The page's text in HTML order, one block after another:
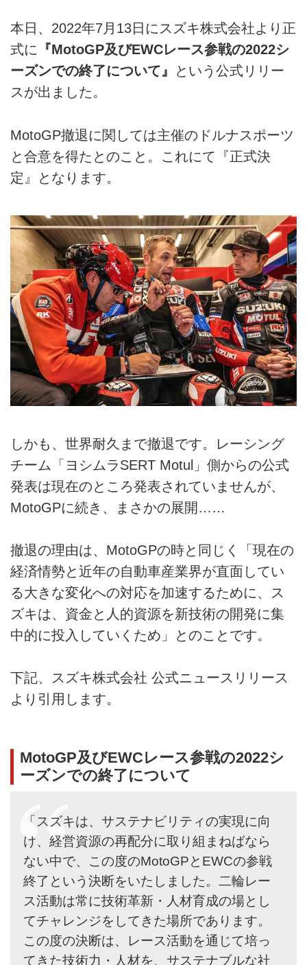
本日、2022年7月13日にスズキ株式会社より正
式に 『MotoGP及びEWCレース参戦の2022シ
ーズンでの終了について』
という公式リリー
スが出ました。
MotoGP撤退に関しては主催のドルナスポーツ
と合意を得たとのこと。これにて『正式決
定』となります。
しかも、世界耐久まで撤退です。レーシング
チーム「ヨシムラSERT Motul」側からの公式
発表は現在のところ発表されていませんが、
MotoGPに続き、まさかの展開……
撤退の理由は、MotoGPの時と同じく「現在の
経済情勢と近年の自動車産業界が直面してい
る大きな変化への対応を加速するために、ス
ズキは、資金と人的資源を新技術の開発に集
中的に投入していくため」とのことです。
下記、スズキ株式会社 公式ニュースリリース
より引用します。
MotoGP及びEWCレース参戦の2022シ
ーズンでの終了について
「スズキは、サステナビリティの実現に向
け、経営資源の再配分に取り組まねばなら
ない中で、この度のMotoGPとEWCの参戦
終了という決断をいたしました。二輪レー
ス活動は常に技術革新・人材育成の場とし
てチャレンジをしてきた場所であります。
この度の決断は、レース活動を通じて培っ
てきた技術力・人材を、サステナブルな社